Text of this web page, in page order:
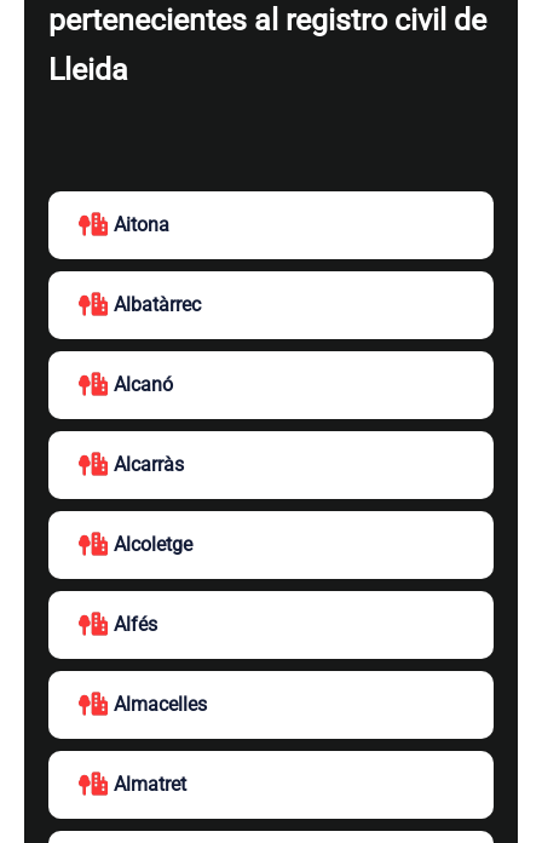
pertenecientes al registro civil de
Lleida
Aitona
Albatàrrec
Alcanó
Alcarràs
Alcoletge
Alfés
Almacelles
Almatret